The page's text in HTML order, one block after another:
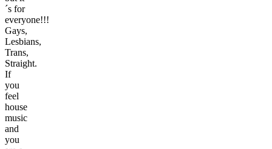
´s for
everyone!!!
Gays,
Lesbians,
Trans,
Straight.
If
you
feel
house
music
and
you